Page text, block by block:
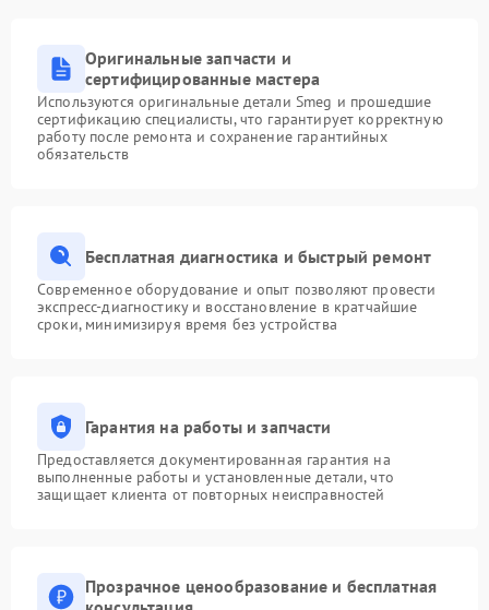
Оригинальные запчасти и
сертифицированные мастера
Используются оригинальные детали Smeg и прошедшие
сертификацию специалисты, что гарантирует корректную
работу после ремонта и сохранение гарантийных
обязательств
Бесплатная диагностика и быстрый ремонт
Современное оборудование и опыт позволяют провести
экспресс-диагностику и восстановление в кратчайшие
сроки, минимизируя время без устройства
Гарантия на работы и запчасти
Предоставляется документированная гарантия на
выполненные работы и установленные детали, что
защищает клиента от повторных неисправностей
Прозрачное ценообразование и бесплатная